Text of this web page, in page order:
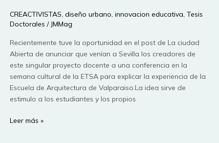
CREACTIVISTAS, diseño urbano, innovacion educativa, Tesis
Doctorales / JMMag
Recientemente tuve la oportunidad en el post de La ciudad
Abierta de anunciar que venían a Sevilla los creadores de
este singular proyecto docente a una conferencia en la
semana cultural de la ETSA para explicar la experiencia de la
Escuela de Arquitectura de Valparaiso.La idea sirve de
estimulo a los estudiantes y los propios
La
Leer más »